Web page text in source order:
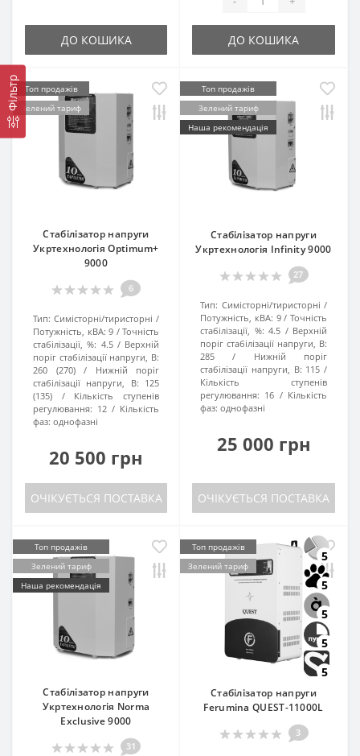
Фільтр
ДО КОШИКА ДО КОШИКА
Топ продажів
Зелений тариф
Стабілізатор напруги
Укртехнологія Optimum+
9000
6
Тип: Симісторні/тиристорні
Потужність, кВА: 9
Точність
стабілізації, %: 4.5
Верхній
поріг стабілізації напруги, В:
260 (270)
Нижній поріг
стабілізації напруги, В: 125
(135)
Кількість ступенів
регулювання: 12
Кількість
фаз: однофазні
20 500 грн
ОЧІКУЄТЬСЯ ПОСТАВКА
Топ продажів
Зелений тариф
Наша рекомендація
Стабілізатор напруги
Укртехнологія Infinity 9000
27
Тип: Симісторні/тиристорні
Потужність, кВА: 9
Точність
стабілізації, %: 4.5
Верхній
поріг стабілізації напруги, В:
285
Нижній поріг
стабілізації напруги, В: 115
Кількість ступенів
регулювання: 16
Кількість
фаз: однофазні
25 000 грн
ОЧІКУЄТЬСЯ ПОСТАВКА
Топ продажів
Зелений тариф
Наша рекомендація
Стабілізатор напруги
Укртехнологія Norma
Exclusive 9000
31
Топ продажів
Зелений тариф
5
5
5
5
5
Стабілізатор напруги
Ferumina QUEST-11000L
3